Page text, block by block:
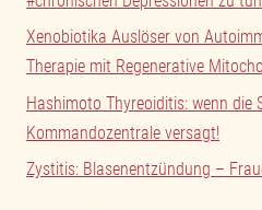
Xenobiotika Auslöser von
Therapie mit Regenerative
Hashimoto Thyreoiditis: wenn die
Kommandozentrale versagt!
Zystitis: Blasenentzündung –